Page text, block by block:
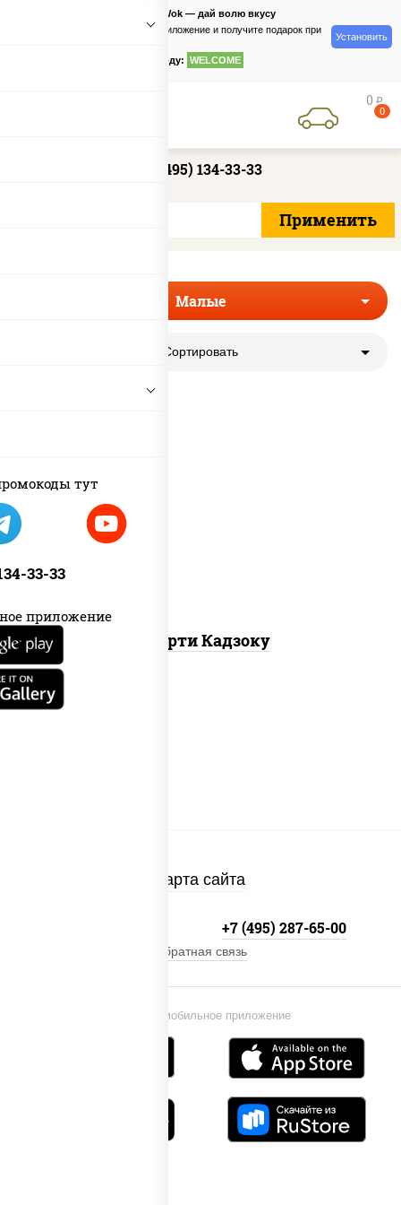
тут
33-33
приложение
PizzaSushiWok — дай волю вкусу
Скачайте приложение и получите подарок при
по промокоду: WELCOME
Установить
0 руб
0
+7 (495) 134-33-33
Малые
Сортировать
Ассорти Кадзоку
Карта сайта
Установи мобильное приложение
+7 (495) 287-65-00
Обратная связь